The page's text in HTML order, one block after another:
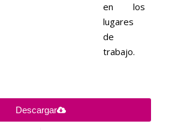
Descargar
en los
lugares
de
trabajo.